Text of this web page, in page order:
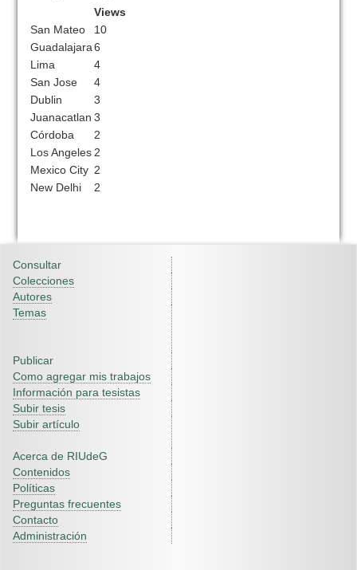
Views
San Mateo
10
Guadalajara 6
Lima
4
San Jose
4
Dublin
3
Juanacatlan 3
Córdoba
2
Los Angeles 2
Mexico City 2
New Delhi
2
Consultar
Colecciones
Autores
Temas
Publicar
Como agregar mis trabajos
Información para tesistas
Subir tesis
Subir artículo
Acerca de RIUdeG
Contenidos
Políticas
Preguntas frecuentes
Contacto
Administración